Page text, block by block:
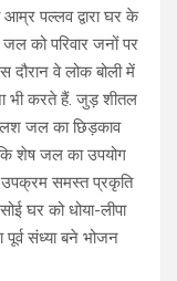
पल्लव द्वारा घर के
को परिवार जनों पर
वे लोक बोली में
भी करते हैं. जुड़ शीतल
जल का छिड़काव
शेष जल का उपयोग
समस्त प्रकृति
घर को धोया-लीपा
संध्या बने भोजन